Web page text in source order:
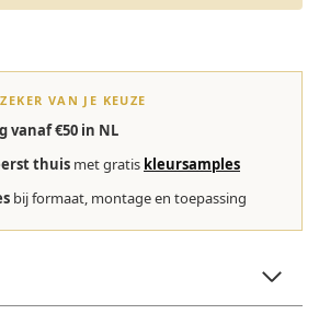
ZEKER VAN JE KEUZE
vanaf €50 in NL
thuis met gratis kleursamples
bij formaat, montage en toepassing